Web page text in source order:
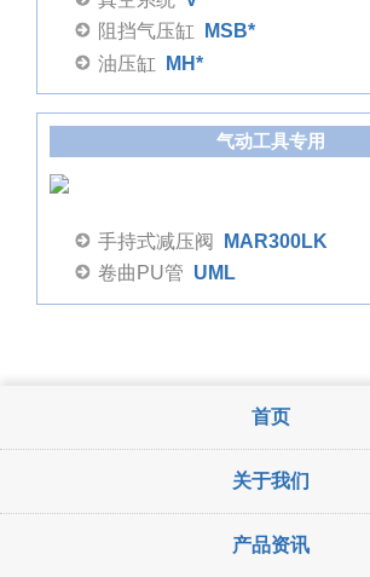
阻挡气压缸
MSB*
油压缸
MH*
气动工具专用
手持式减压阀
MAR300LK
卷曲PU管 UML
首页
关于我们
产品资讯